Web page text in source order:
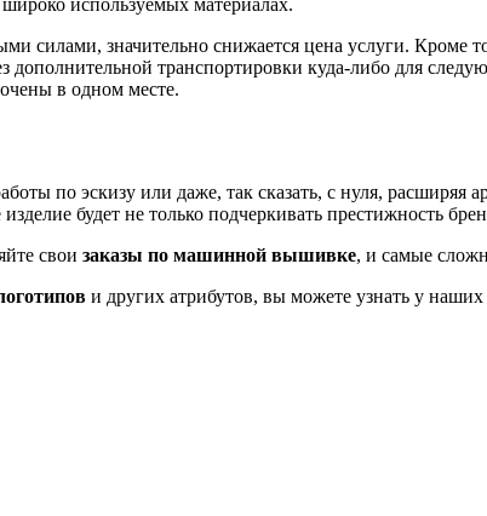
силами, значительно снижается цена услуги. Кроме
транспортировки куда-либо для
в одном месте.
по эскизу или даже, так сказать, с нуля, расширяя
будет не только подчеркивать престижность
свои заказы по машинной вышивке, и самые
и других атрибутов, вы можете узнать у